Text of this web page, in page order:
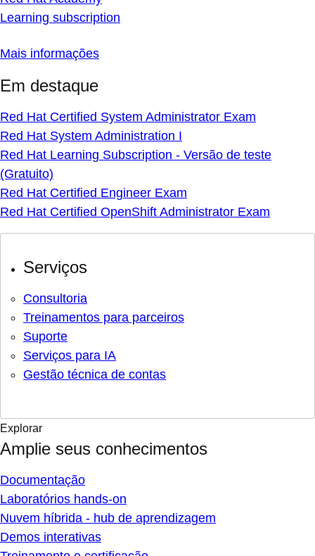
Learning subscription
Mais informações
Em destaque
Red Hat Certified System Administrator Exam
Red Hat System Administration I
Red Hat Learning Subscription - Versão de teste
(Gratuito)
Red Hat Certified Engineer Exam
Red Hat Certified OpenShift Administrator Exam
Serviços
Consultoria
Treinamentos para parceiros
Suporte
Serviços para IA
Gestão técnica de contas
Explorar
Amplie seus conhecimentos
Documentação
Laboratórios hands-on
Nuvem híbrida - hub de aprendizagem
Demos interativas